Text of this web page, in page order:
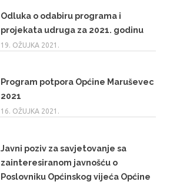
Odluka o odabiru programa i
projekata udruga za 2021. godinu
19. OŽUJKA 2021.
Program potpora Općine Maruševec
2021
16. OŽUJKA 2021.
Javni poziv za savjetovanje sa
zainteresiranom javnošću o
Poslovniku Općinskog vijeća Općine